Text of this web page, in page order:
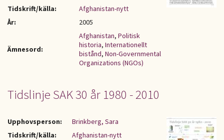
Tidskrift/källa:
Afghanistan-nytt
År:
2005
Ämnesord:
Afghanistan, Politisk
historia, Internationellt
bistånd, Non-Governmental
Organizations (NGOs)
Tidslinje SAK 30 år 1980 - 2010
Upphovsperson:
Brinkberg, Sara
Tidskrift/källa:
Afghanistan-nytt